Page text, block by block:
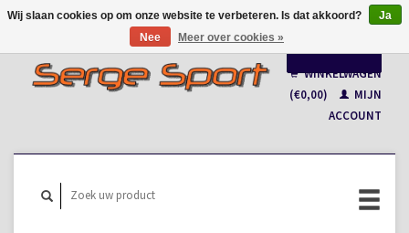
Français
WINKELWAGEN
(€0,00)
MIJN
ACCOUNT
Wij slaan cookies op om onze website te verbeteren. Is dat akkoord?
Ja
Nee
Meer over cookies »